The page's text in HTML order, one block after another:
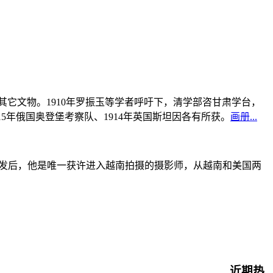
文物。1910年罗振玉等学者呼吁下，清学部咨甘肃学台，
俄国奥登堡考察队、1914年英国斯坦因各有所获。 画册...
后，他是唯一获许进入越南拍摄的摄影师，从越南和美国两